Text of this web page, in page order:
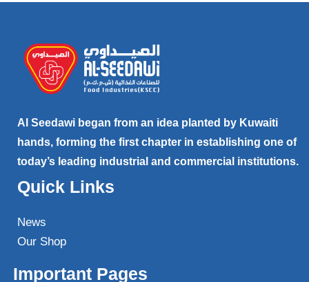
Al Seedawi began from an idea planted by Kuwaiti
hands, forming the first chapter in establishing one of
today’s leading industrial and commercial institutions.
Quick Links
News
Our Shop
Important Pages